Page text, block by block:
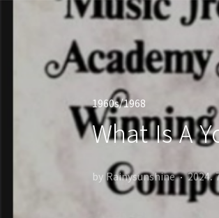
1960s/1968
What Is A
by Rainysunshine 2024.